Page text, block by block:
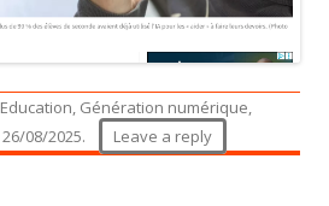
Education, Génération numérique,
26/08/2025. Leave a reply